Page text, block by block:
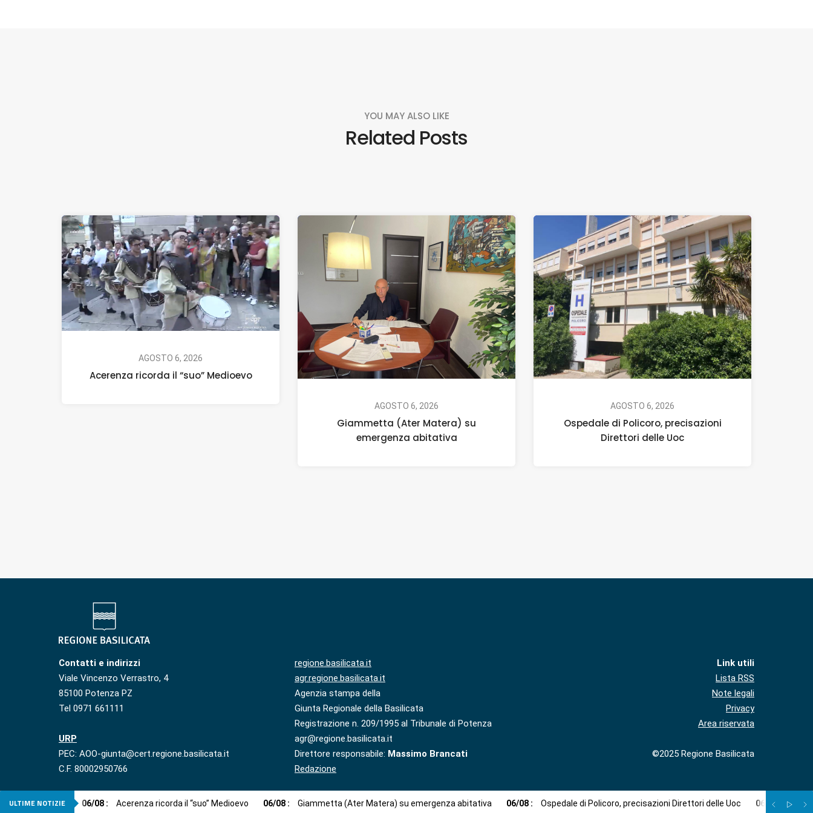
YOU MAY ALSO LIKE
Related Posts
AGOSTO 6, 2026
Acerenza ricorda il “suo” Medioevo
AGOSTO 6, 2026
Giammetta (Ater Matera) su
emergenza abitativa
AGOSTO 6, 2026
Ospedale di Policoro, precisazioni
Direttori delle Uoc
Contatti e indirizzi
Viale Vincenzo Verrastro, 4
85100 Potenza PZ
Tel 0971 661111
URP
PEC: AOO-giunta@cert.regione.basilicata.it
C.F. 80002950766
regione.basilicata.it
agr.regione.basilicata.it
Agenzia stampa della
Giunta Regionale della Basilicata
Registrazione n. 209/1995 al Tribunale di Potenza
agr@regione.basilicata.it
Direttore responsabile: Massimo Brancati
Redazione
Link utili
Lista RSS
Note legali
Privacy
Area riservata
©2025 Regione Basilicata
ULTIME NOTIZIE 06/08 : Acerenza ricorda il “suo” Medioevo 06/08 : Giammetta (Ater Matera) su emergenza abitativa 06/08 : Ospedale di Policoro, precisazioni Direttori delle Uoc 06 08